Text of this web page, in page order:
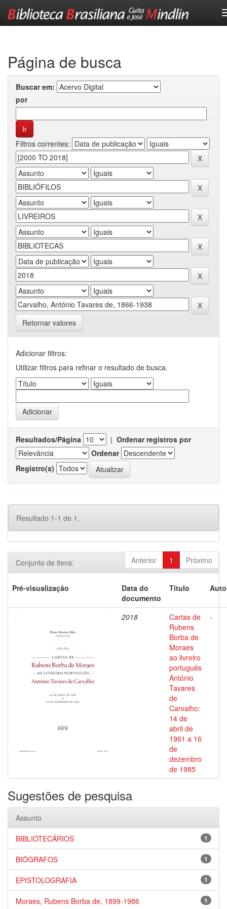
Página de busca
Buscar em:
por
Filtros correntes:
Retornar valores
Adicionar filtros:
Utilizar filtros para refinar o resultado de busca.
Resultados/Página | Ordenar registros por
Ordenar
Registro(s)
Resultado 1-1 de 1.
Anterior 1 Próximo
Conjunto de itens:
Pré-visualização
Data do
documento
Título
2018
Cartas de
Rubens
Borba de
Moraes
ao livreiro
português
António
Tavares
de
Carvalho:
14 de
abril de
1961 a 16
de
dezembro
de 1985
-
Sugestões de pesquisa
Assunto
1
BIBLIOTECÁRIOS
1
BIÓGRAFOS
1
EPISTOLOGRAFIA
1
Moraes, Rubens Borba de, 1899-1986